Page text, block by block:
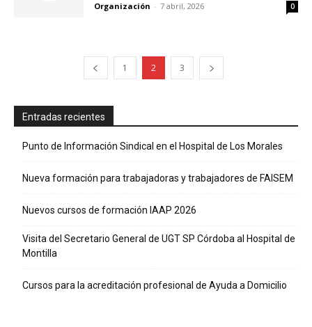
Organización - 7 abril, 2026 0
1 2 3
Entradas recientes
Punto de Información Sindical en el Hospital de Los Morales
Nueva formación para trabajadoras y trabajadores de FAISEM
Nuevos cursos de formación IAAP 2026
Visita del Secretario General de UGT SP Córdoba al Hospital de
Montilla
Cursos para la acreditación profesional de Ayuda a Domicilio